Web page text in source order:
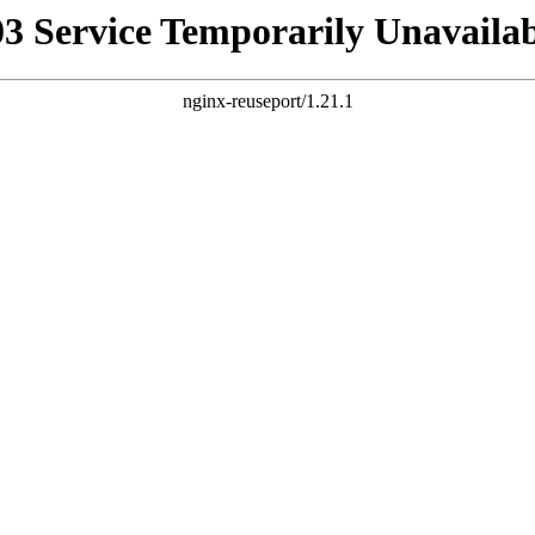
Service Temporarily
nginx-reuseport/1.21.1